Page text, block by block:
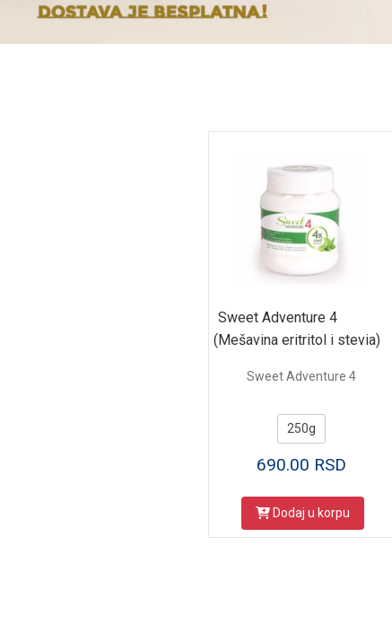
Sweet Adventure 4
(Mešavina eritritol i stevia)
Sweet Adventure 4
250g
690.00 RSD
Dodaj u korpu